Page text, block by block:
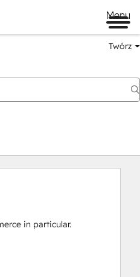
Menu
Twórz
in particular.